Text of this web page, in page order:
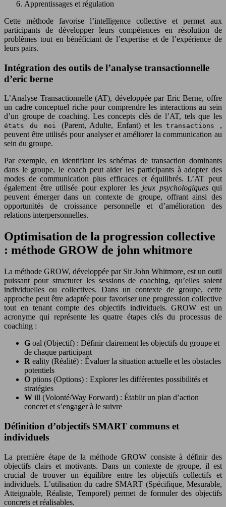
Apprentissages et régulation
Cette méthode favorise l’intelligence collective et permet aux
participants de développer leurs compétences en résolution de
problèmes tout en bénéficiant de l’expertise et de l’expérience de
leurs pairs.
Intégration des outils de l’analyse transactionnelle
d’eric berne
L’Analyse Transactionnelle (AT), développée par Eric Berne, offre
un cadre conceptuel riche pour comprendre les interactions au sein
d’un groupe de coaching. Les concepts clés de l’AT, tels que les
états du moi (Parent, Adulte, Enfant) et les transactions ,
peuvent être utilisés pour analyser et améliorer la communication au
sein du groupe.
Par exemple, en identifiant les schémas de transaction dominants
dans le groupe, le coach peut aider les participants à adopter des
modes de communication plus efficaces et équilibrés. L’AT peut
également être utilisée pour explorer les jeux psychologiques qui
peuvent émerger dans un contexte de groupe, offrant ainsi des
opportunités de croissance personnelle et d’amélioration des
relations interpersonnelles.
Optimisation de la progression collective
: méthode GROW de john whitmore
La méthode GROW, développée par Sir John Whitmore, est un outil
puissant pour structurer les sessions de coaching, qu’elles soient
individuelles ou collectives. Dans un contexte de groupe, cette
approche peut être adaptée pour favoriser une progression collective
tout en tenant compte des objectifs individuels. GROW est un
acronyme qui représente les quatre étapes clés du processus de
coaching :
G oal (Objectif) : Définir clairement les objectifs du groupe et
de chaque participant
R eality (Réalité) : Évaluer la situation actuelle et les obstacles
potentiels
O ptions (Options) : Explorer les différentes possibilités et
stratégies
W ill (Volonté/Way Forward) : Établir un plan d’action
concret et s’engager à le suivre
Définition d’objectifs SMART communs et
individuels
La première étape de la méthode GROW consiste à définir des
objectifs clairs et motivants. Dans un contexte de groupe, il est
crucial de trouver un équilibre entre les objectifs collectifs et
individuels. L’utilisation du cadre SMART (Spécifique, Mesurable,
Atteignable, Réaliste, Temporel) permet de formuler des objectifs
concrets et réalisables.